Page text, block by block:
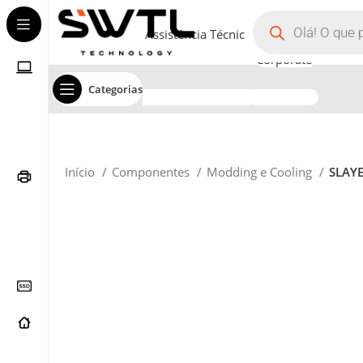
Categorias
Assistência Técnica
Corporate
Início Componentes Modding e Cooling